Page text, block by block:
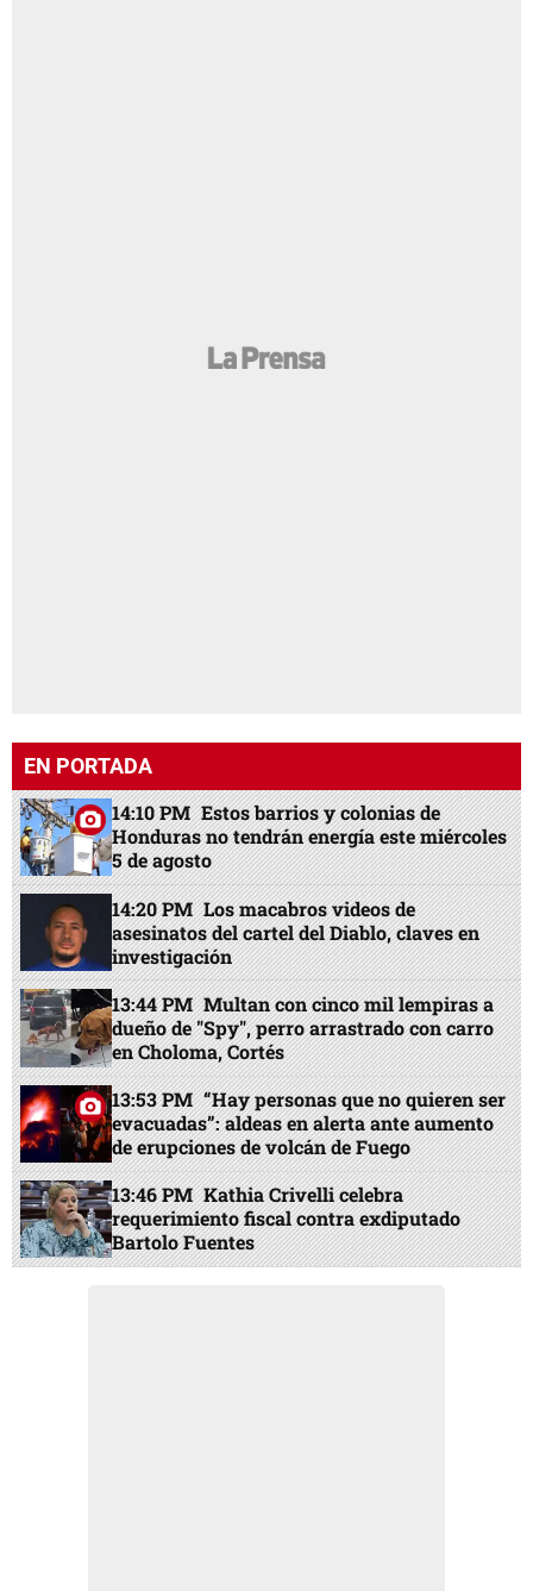
EN PORTADA
14:10 PM Estos barrios y colonias de
Honduras no tendrán energía este miércoles
5 de agosto
14:20 PM Los macabros videos de
asesinatos del cartel del Diablo, claves en
investigación
13:44 PM Multan con cinco mil lempiras a
dueño de "Spy", perro arrastrado con carro
en Choloma, Cortés
13:53 PM “Hay personas que no quieren ser
evacuadas”: aldeas en alerta ante aumento
de erupciones de volcán de Fuego
13:46 PM Kathia Crivelli celebra
requerimiento fiscal contra exdiputado
Bartolo Fuentes